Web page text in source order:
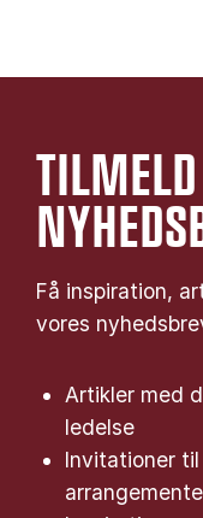
Få inspiration,
vores
Artikler med
ledelse
Invitationer